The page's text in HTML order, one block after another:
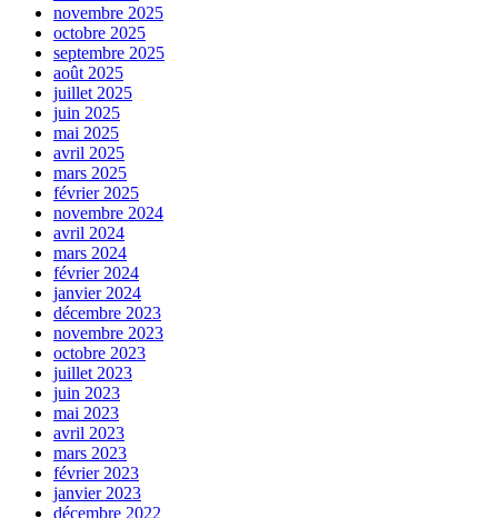
novembre 2025
octobre 2025
septembre 2025
août 2025
juillet 2025
juin 2025
mai 2025
avril 2025
mars 2025
février 2025
novembre 2024
avril 2024
mars 2024
février 2024
janvier 2024
décembre 2023
novembre 2023
octobre 2023
juillet 2023
juin 2023
mai 2023
avril 2023
mars 2023
février 2023
janvier 2023
décembre 2022